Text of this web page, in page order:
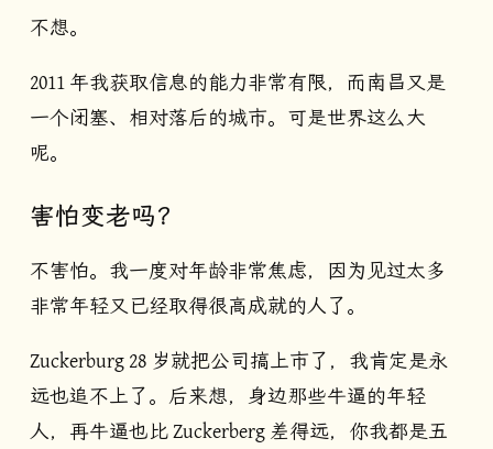
不想。
2011 年我获取信息的能力非常有限，而南昌又是
一个闭塞、相对落后的城市。可是世界这么大
呢。
害怕变老吗？
不害怕。我一度对年龄非常焦虑，因为见过太多
非常年轻又已经取得很高成就的人了。
Zuckerburg 28 岁就把公司搞上市了，我肯定是永
远也追不上了。后来想，身边那些牛逼的年轻
人，再牛逼也比 Zuckerberg 差得远，你我都是五